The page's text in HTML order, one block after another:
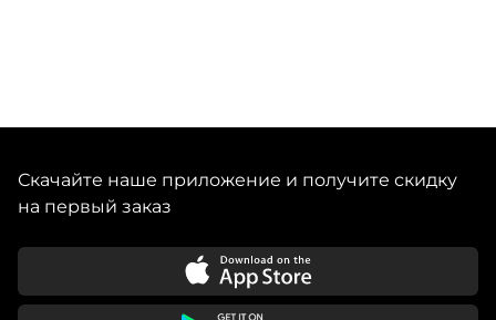
Скачайте наше приложение и получите скидку
на первый заказ